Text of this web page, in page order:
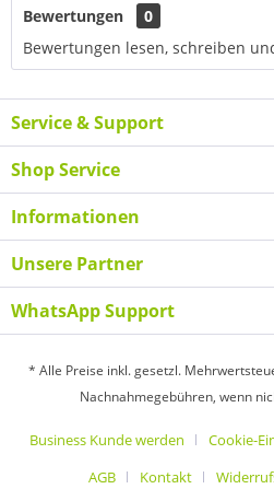
Bewertungen
0
Bewertungen lesen, schreiben
Service & Support
Shop Service
Informationen
Unsere Partner
WhatsApp Support
* Alle Preise inkl. gesetzl.
Nachnahmegebühren, wenn
Business Kunde werden Cookie-
AGB
Kontakt